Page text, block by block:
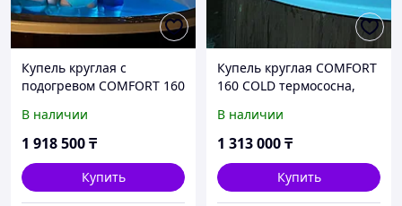
Купель круглая с
подогревом COMFORT 160
POLARSPA
В наличии
1 918 500₸
Купить
Купель круглая COMFORT
160 COLD термососна,
В наличии
1 313 000₸
Купить